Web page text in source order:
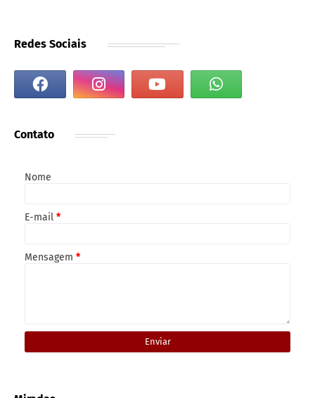
Redes Sociais
Contato
Nome
E-mail *
Mensagem *